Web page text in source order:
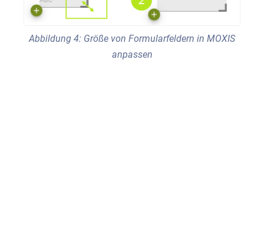
Abbildung 4: Größe von Formularfeldern in MOXIS
anpassen